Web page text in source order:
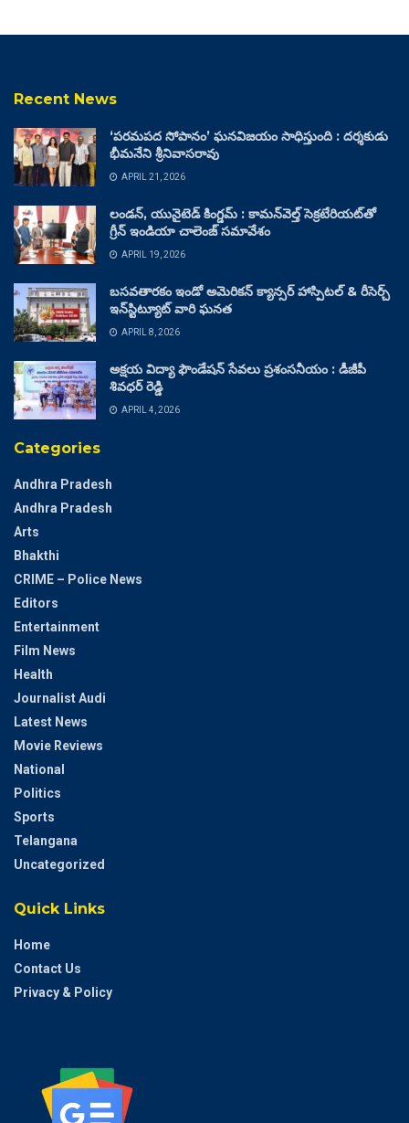
Recent News
‘పరమపద సోపానం’ ఘనవిజయం సాధిస్తుంది : దర్శకుడు
భీమనేని శ్రీనివాసరావు
APRIL 21, 2026
లండన్, యునైటెడ్ కింగ్డమ్ : కామన్‌వెల్త్ సెక్రటేరియట్‌తో
గ్రీన్ ఇండియా చాలెంజ్ సమావేశం
APRIL 19, 2026
బసవతారకం ఇండో అమెరికన్ క్యాన్సర్ హాస్పిటల్ & రీసెర్చ్
ఇన్‌స్టిట్యూట్ వారి ఘనత
APRIL 8, 2026
అక్షయ విద్యా ఫౌండేషన్ సేవలు ప్రశంసనీయం : డీజీపీ
శివధర్ రెడ్డి
APRIL 4, 2026
Categories
Andhra Pradesh
Andhra Pradesh
Arts
Bhakthi
CRIME – Police News
Editors
Entertainment
Film News
Health
Journalist Audi
Latest News
Movie Reviews
National
Politics
Sports
Telangana
Uncategorized
Quick Links
Home
Contact Us
Privacy & Policy